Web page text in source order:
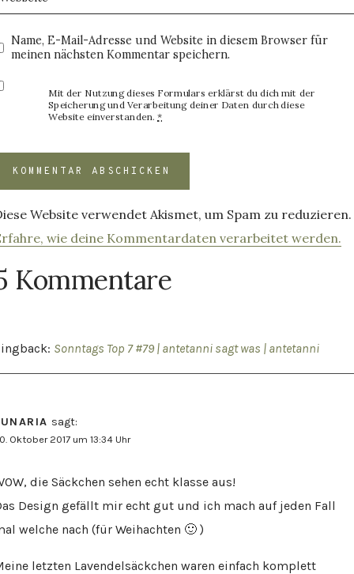
Name, E-Mail-Adresse und Website in diesem Browser für
meinen nächsten Kommentar speichern.
Mit der Nutzung dieses Formulars erklärst du dich mit der
Speicherung und Verarbeitung deiner Daten durch diese
Website einverstanden.*
Website verwendet Akismet, um Spam zu reduzieren.
wie deine Kommentardaten verarbeitet werden.
Kommentare
Sonntags Top 7 #79 | antetanni sagt was | antetanni
sagt:
Oktober 2017 um 13:34 Uhr
die Säckchen sehen echt klasse aus!
Design gefällt mir echt gut und ich mach auf jeden Fall
welche nach (für Weihachten 🙂 )
letzten Lavendelsäckchen waren einfach komplett